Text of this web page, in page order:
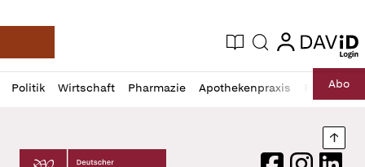
Deutsche Apotheker Zeitung
Aktuelle Ausgabe
Suche login
login
Politik Wirtschaft Pharmazie Apothekenpraxis RechtAbo
Profil
öffnen
Daz
Pur
Deutscher Apotheker Verlag Logo
FacebookInstagram